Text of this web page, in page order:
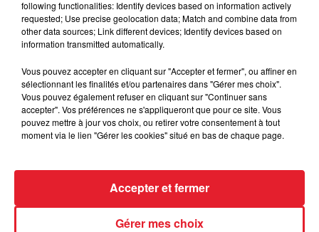
FOLA & Victony - golibe
Franglish & Keblack - Génération Impolie
following functionalities: Identify devices based on information actively
requested; Use precise geolocation data; Match and combine data from
other data sources; Link different devices; Identify devices based on
information transmitted automatically.
Vous pouvez accepter en cliquant sur "Accepter et fermer", ou affiner en
sélectionnant les finalités et/ou partenaires dans "Gérer mes choix".
Vous pouvez également refuser en cliquant sur "Continuer sans
accepter". Vos préférences ne s'appliqueront que pour ce site. Vous
pouvez mettre à jour vos choix, ou retirer votre consentement à tout
moment via le lien "Gérer les cookies" situé en bas de chaque page.
Gérer mes choix
Accepter et fermer